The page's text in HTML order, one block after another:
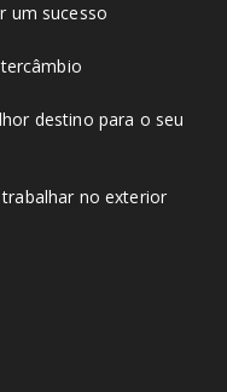
um sucesso
destino para o seu
no exterior